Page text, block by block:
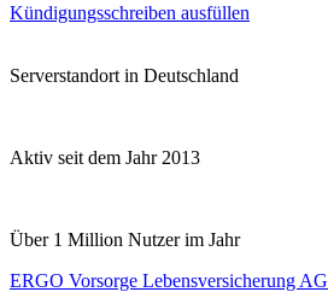
Kündigungsschreiben ausfüllen
Serverstandort in Deutschland
Aktiv seit dem Jahr 2013
Über 1 Million Nutzer im Jahr
ERGO Vorsorge Lebensversicherung AG